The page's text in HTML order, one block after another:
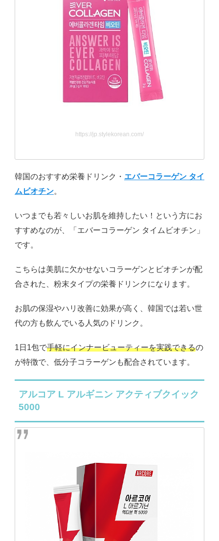
https://jp.stylekorean.com/
韓国のおすすめ栄養ドリンク・ エバーコラーゲン タイ
ムビオチン。
いつまでも若々しいお肌を維持したい！という方にお
すすめなのが、「エバーコラーゲン タイムビオチン」
です。
こちらは美肌に欠かせないコラーゲンとビオチンが配
合された、粉末タイプの栄養ドリンクになります。
お肌の保湿やハリ改善に効果が高く、韓国では若い世
代の方も飲んでいる人気のドリンク。
1日1包で手軽にインナービューティーを実践できるの
が特徴で、低分子コラーゲンも配合されています。
アルコア L アルギニン アクティブクイック
5000